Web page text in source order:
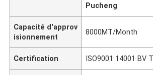
Pucheng
Capacité d'approv
isionnement
8000MT/Month
Certification ISO9001 14001 BV